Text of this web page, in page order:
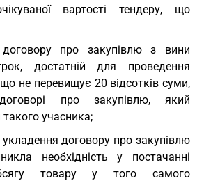
вартості тендеру, що
договору про закупівлю з вини
достатній для проведення
що не перевищує 20 відсотків суми,
про закупівлю, який
учасника;
договору про закупівлю
необхідність у постачанні
товару у того самого